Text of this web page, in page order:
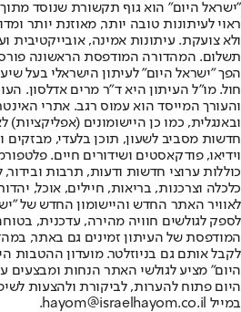
"ישראל היום" הוא גוף תקשורת שנוסד
ראוי לעיתונות טובה יותר, מאוזנת יותר
ולא צועקת. עיתונות אמינה, אובייקטיבית
הפך "ישראל היום" לעיתון הישראלי בעל
חול. מו"ל העיתון היא ד"ר מרים אדלסון.
והעורך המייסד הוא עמוס רגב. אתרי
חדשות מסביב לשעון, תוכן בלעדי, מבזקים
וידיאו, פודקאסטים ושידורים חיים.
כוללות ערוצי חדשות ודעות, תרבות ובידור,
לאוויר האתר החדש והיישומון החדש של
לספק לגולשים חוויה מהירה, עדכנית,
המודפסת של העיתון זמינים גם באתר,
לקבל אותם גם בניוזלטר. מועדון ההטבות
היום" מציע לגולשי האתר הנחות ומבצעים
היום פתוח להערות, לביקורת ולהצעות
במייל hayom@israelhayom.co.il.